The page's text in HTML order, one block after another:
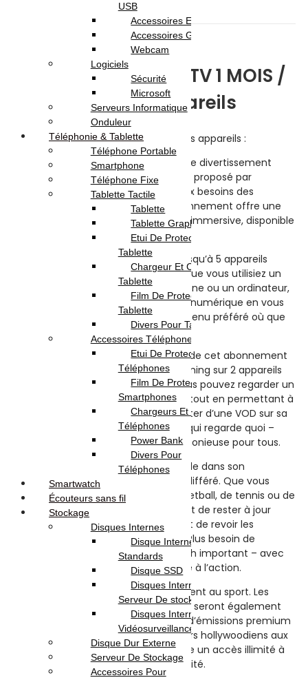
Abonnement TOD TV 1 MOIS /
tous les appareils
Abonnement TOD TV 1 MOIS / tous les appareils :
Plongez-vous dans un univers infini de divertissement
avec l’abonnement mensuelTOD TV
proposé par
OmegaNet
. Conçu pour répondre aux besoins des
amateurs de contenu varié, cet abonnement offre une
expérience multimédia complète et immersive, disponible
sur tous les appareils.
Imaginez-vous pouvoir connecter jusqu’à 5 appareils
différents à votre compte TOD TV. Que vous utilisiez un
téléviseur, une tablette, un smartphone ou un ordinateur,
TOD TV s’adapte à votre style de vie numérique en vous
permettant de profiter de votre contenu préféré où que
Une des caractéristiques principales de cet abonnement
est la possibilité de diffuser en streaming sur 2 appareils
simultanément. Cela signifie que vous pouvez regarder un
match en direct sur votre téléviseur tout en permettant à
un membre de votre famille de profiter d’une VOD sur sa
tablette. Plus de conflits pour savoir qui regarde quoi –
TOD TV vous offre une solution harmonieuse pour tous.
Le cœur de l’expérience TOD TV réside dans son
catalogue de sports en direct et en différé. Que vous
soyez passionné de football, de basketball, de tennis ou de
tout autre sport, TOD TV vous permet de rester à jour
avec les derniers matchs en direct et de revoir les
moments forts des matchs passés. Plus besoin de
s’inquiéter si vous manquez un match important – avec
TOD TV, vous êtes toujours connecté à l’action.
Mais TOD TV ne se limite pas seulement au sport. Les
amateurs de cinéma et de télévision seront également
comblés par la sélection de films et d’émissions premium
disponibles en direct. Des blockbusters hollywoodiens aux
séries TV à succès, TOD TV vous offre un accès illimité à
un monde de divertissement de qualité.
USB
Accessoires Ecran
Accessoires Gaming
Webcam
Logiciels
Sécurité
Microsoft
Serveurs Informatique
Onduleur
Téléphonie & Tablette
Téléphone Portable
Smartphone
Téléphone Fixe
Tablette Tactile
Tablette
Tablette Graphique
Etui De Protection Pour
Tablette
Chargeur Et Cable Pour
Tablette
Film De Protection Pour
Tablette
Divers Pour Tablette
Accessoires Téléphones
Etui De Protection Pour
Téléphones
Film De Protection Pour
Smartphones
Chargeurs Et Câbles Pour
Téléphones
Power Bank
Divers Pour
Téléphones
Smartwatch
Écouteurs sans fil
Stockage
Disques Internes
Disque Internes
Standards
Disque SSD
Disques Internes Pour
Serveur De stockage
Disques Internes Pour
Vidéosurveillance
Disque Dur Externe
Serveur De Stockage
Accessoires Pour